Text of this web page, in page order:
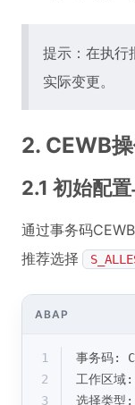
提示：在执行
实际变更。
2. CEWB
2.1 初始配
通过事务码
推荐选择
ABAP
1
事务码:
2
工作区域:
3
选择类型